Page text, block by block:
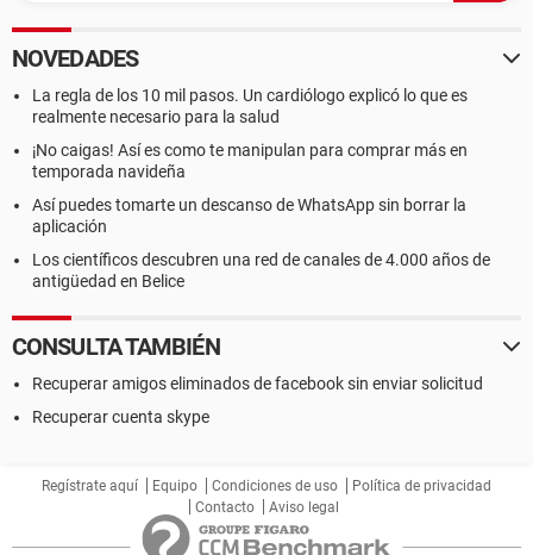
NOVEDADES
La regla de los 10 mil pasos. Un cardiólogo explicó lo que es
realmente necesario para la salud
¡No caigas! Así es como te manipulan para comprar más en
temporada navideña
Así puedes tomarte un descanso de WhatsApp sin borrar la
aplicación
Los científicos descubren una red de canales de 4.000 años de
antigüedad en Belice
CONSULTA TAMBIÉN
Recuperar amigos eliminados de facebook sin enviar solicitud
Recuperar cuenta skype
Regístrate aquí Equipo Condiciones de uso
Política de privacidad
Contacto
Aviso legal